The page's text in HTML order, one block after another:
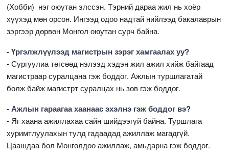
(Хобби) нэг оюутан элссэн. Тэрний дараа жил нь хоёр
хүүхэд мөн орсон. Ингээд одоо надтай нийлээд бакалаврын
зэргээр дөрвөн Монгол оюутан сурч байна.
- Үргэлжлүүлээд магистрын зэрэг хамгаалах уу?
- Сургуулиа төгсөөд нэлээд хэдэн жил ажил хийж байгаад
магистраар суралцана гэж боддог. Ажлын туршлагатай
болж байж магистрт суралцах нь зөв гэж боддог.
- Ажлын гараагаа хаанаас эхэлнэ гэж боддог вэ?
- Яг хаана ажиллахаа сайн шийдээгүй байна. Туршлага
хуримтлуулахын тулд гадаадад ажиллаж магадгүй.
Цаашдаа бол Монголдоо ажиллаж, амьдарна гэж боддог.